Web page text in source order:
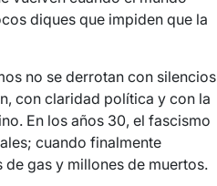
diques que impiden que la
no se derrotan con silencios
con claridad política y con la
En los años 30, el fascismo
cuando finalmente
gas y millones de muertos.